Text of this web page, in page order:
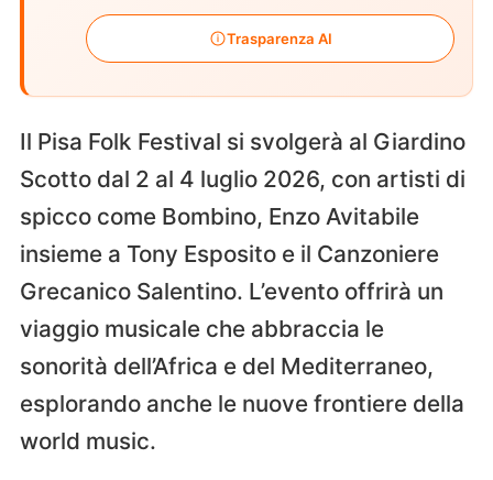
Trasparenza AI
Il Pisa Folk Festival si svolgerà al Giardino
Scotto dal 2 al 4 luglio 2026, con artisti di
spicco come Bombino, Enzo Avitabile
insieme a Tony Esposito e il Canzoniere
Grecanico Salentino. L’evento offrirà un
viaggio musicale che abbraccia le
sonorità dell’Africa e del Mediterraneo,
esplorando anche le nuove frontiere della
world music.